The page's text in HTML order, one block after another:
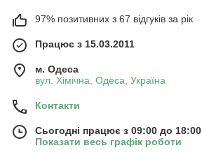
97% позитивних з 67 відгуків за рік
Працює з 15.03.2011
м. Одеса
вул. Хiмiчна, Одеса, Україна
Контакти
Сьогодні працює з 09:00 до 18:00
Показати весь графік роботи